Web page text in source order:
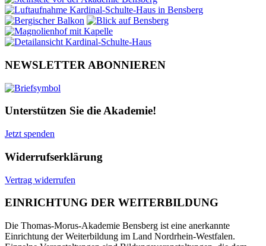
NEWSLETTER ABONNIEREN
Unterstützen Sie die Akademie!
Jetzt spenden
Widerrufserklärung
Vertrag widerrufen
EINRICHTUNG DER WEITERBILDUNG
Die Thomas-Morus-Akademie Bensberg ist eine anerkannte
Einrichtung der Weiterbildung im Land Nordrhein-Westfalen.